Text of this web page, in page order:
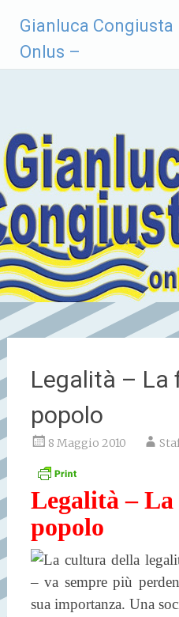
contenuto
Gianluca Congiusta
Onlus –
Legalità – La
popolo
8 Maggio 2010
Legalità –
popolo
La cultura della
– va sempre più
sua importanza. Una